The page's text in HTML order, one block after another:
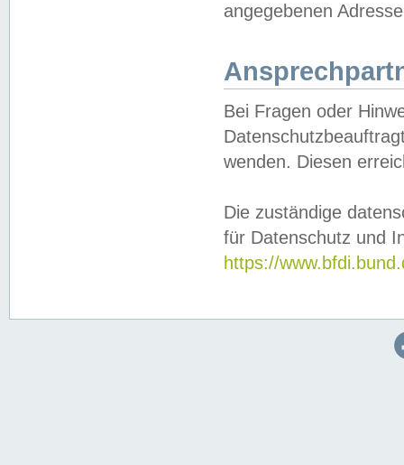
angegebenen
Bei Fragen oder
wenden. Diesen
Die zuständige
für Datenschutz und
https://